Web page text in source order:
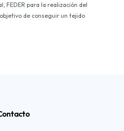
FEDER para la realización del
de conseguir un tejido